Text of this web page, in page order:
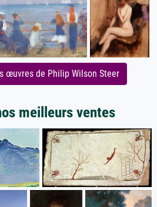
œuvres de Philip Wilson Steer
meilleurs ventes